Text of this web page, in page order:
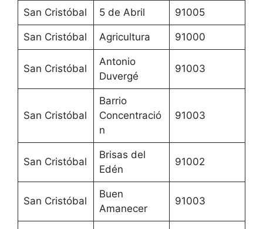
San Cristóbal 5 de Abril 91005
San Cristóbal Agricultura 91000
San Cristóbal
Antonio
Duvergé
91003
San Cristóbal
Barrio
Concentració
n
91003
San Cristóbal
Brisas del
Edén
91002
San Cristóbal
Buen
Amanecer
91003